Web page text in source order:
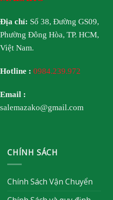
Địa chỉ: Số 38, Đường GS09,
Phường Đông Hòa, TP. HCM,
Việt Nam.
Hotline : 0984.239.972
Email :
salemazako@gmail.com
CHÍNH SÁCH
Chính Sách Vận Chuyển